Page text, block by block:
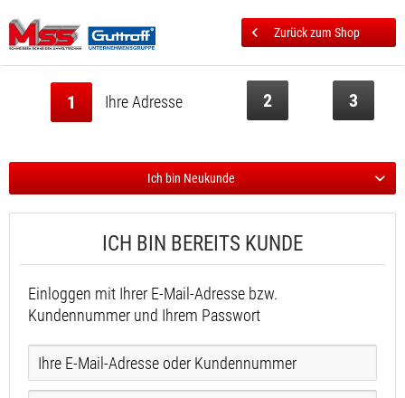
Zurück zum Shop
1 Ihre Adresse 2 3
Ich bin Neukunde
ICH BIN BEREITS KUNDE
Einloggen mit Ihrer E-Mail-Adresse bzw.
Kundennummer und Ihrem Passwort